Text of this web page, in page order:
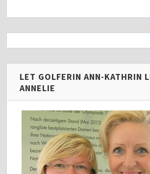
LET GOLFERIN ANN-KATHRIN
ANNELIE